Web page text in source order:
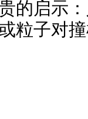
的启示
粒子对